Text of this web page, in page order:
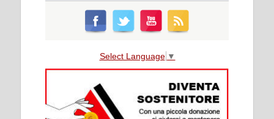
Select Language ▼